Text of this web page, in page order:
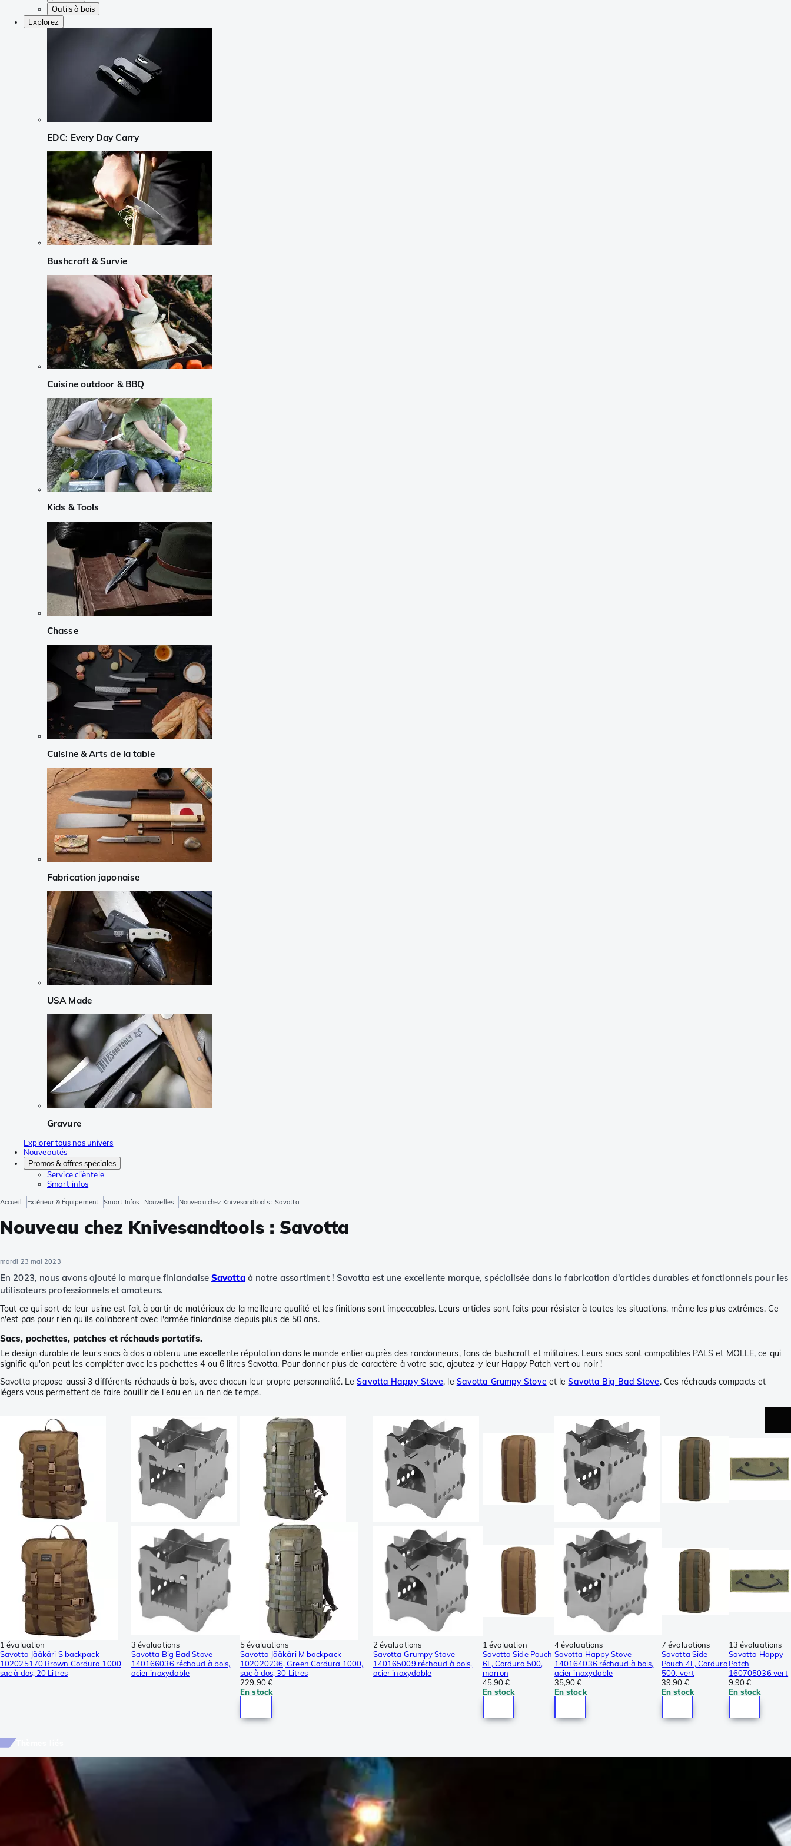
Outils à bois
Explorez
EDC: Every Day Carry
Bushcraft & Survie
Cuisine outdoor & BBQ
Kids & Tools
Chasse
Cuisine & Arts de la table
Fabrication japonaise
USA Made
Gravure
Explorer tous nos univers
Nouveautés
Promos & offres spéciales
Service clièntele
Smart infos
Accueil Extérieur & Équipement Smart Infos Nouvelles Nouveau chez Knivesandtools : Savotta
Nouveau chez Knivesandtools : Savotta
mardi 23 mai 2023
En 2023, nous avons ajouté la marque finlandaise Savottaà notre assortiment ! Savotta est une excellente marque, spécialisée dans la fabrication d'articles durables et fonctionnels pour les
utilisateurs professionnels et amateurs.
Tout ce qui sort de leur usine est fait à partir de matériaux de la meilleure qualité et les finitions sont impeccables. Leurs articles sont faits pour résister à toutes les situations, même les plus extrêmes. Ce
n'est pas pour rien qu'ils collaborent avec l'armée finlandaise depuis plus de 50 ans.
Sacs, pochettes, patches et réchauds portatifs.
Le design durable de leurs sacs à dos a obtenu une excellente réputation dans le monde entier auprès des randonneurs, fans de bushcraft et militaires. Leurs sacs sont compatibles PALS et MOLLE, ce qui
signifie qu'on peut les compléter avec les pochettes 4 ou 6 litres Savotta. Pour donner plus de caractère à votre sac, ajoutez-y leur Happy Patch vert ou noir !
Savotta propose aussi 3 différents réchauds à bois, avec chacun leur propre personnalité. LeSavotta Happy Stove, le Savotta Grumpy Stove et leSavotta Big Bad Stove. Ces réchauds compacts et
légers vous permettent de faire bouillir de l'eau en un rien de temps.
1 évaluation
Savotta Jääkäri S backpack
102025170 Brown Cordura 1000
sac à dos, 20 Litres
3 évaluations
Savotta Big Bad Stove
140166036 réchaud à bois,
acier inoxydable
5 évaluations
Savotta Jääkäri M backpack
102020236, Green Cordura 1000,
sac à dos, 30 Litres
229,90 €
En stock
2 évaluations
Savotta Grumpy Stove
140165009 réchaud à bois,
acier inoxydable
1 évaluation
Savotta Side Pouch
6L, Cordura 500,
marron
45,90 €
En stock
4 évaluations
Savotta Happy Stove
140164036 réchaud à bois,
acier inoxydable
35,90 €
En stock
7 évaluations
Savotta Side
Pouch 4L, Cordura
500, vert
39,90 €
En stock
13 évaluations
Savotta Happy
Patch
160705036 vert
9,90 €
En stock